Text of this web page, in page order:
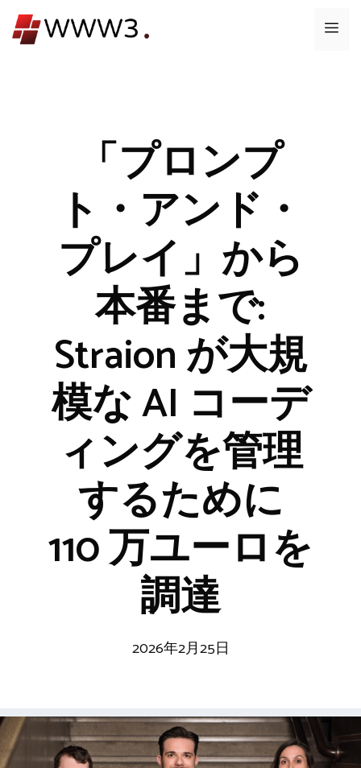
ン
メ
「プロンプ
ト・アンド・
プレイ」から
本番まで:
Straion が大規
模な AI コーデ
ィングを管理
するために
110 万ユーロを
調達
2026年2月25日